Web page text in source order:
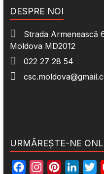
DESPRE NOI
Strada Armenească
Moldova MD2012
022 27 28 54
URMĂREȘTE-NE